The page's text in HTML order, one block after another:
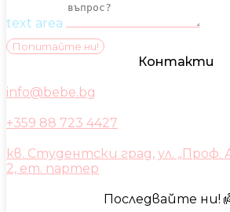
text area
Попитайте ни!
Контакти
info@bebe.bg
+359 88 723 4427
кв. Студентски град, ул. „Проф.
2, ет. партер
Последвайте ни!